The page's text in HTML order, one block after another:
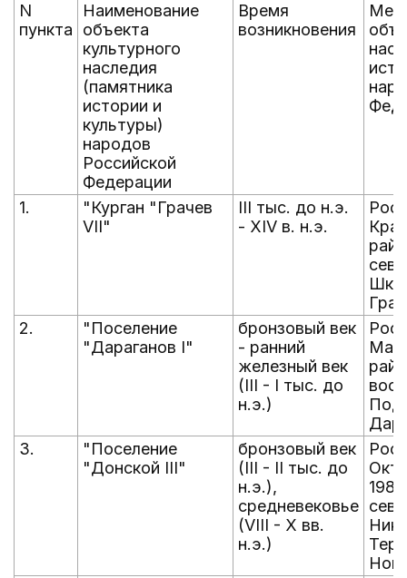
N
пункта
Наименование
объекта
культурного
наследия
(памятника
истории и
культуры)
народов
Российской
Федерации
Время
возникновения
1.
"Курган "Грачев
VII"
III тыс. до н.э.
- XIV в. н.э.
2.
"Поселение
"Дараганов I"
бронзовый век
- ранний
железный век
(III - I тыс. до
н.э.)
3.
"Поселение
"Донской III"
бронзовый век
(III - II тыс. до
н.э.),
средневековье
(VIII - X вв.
н.э.)